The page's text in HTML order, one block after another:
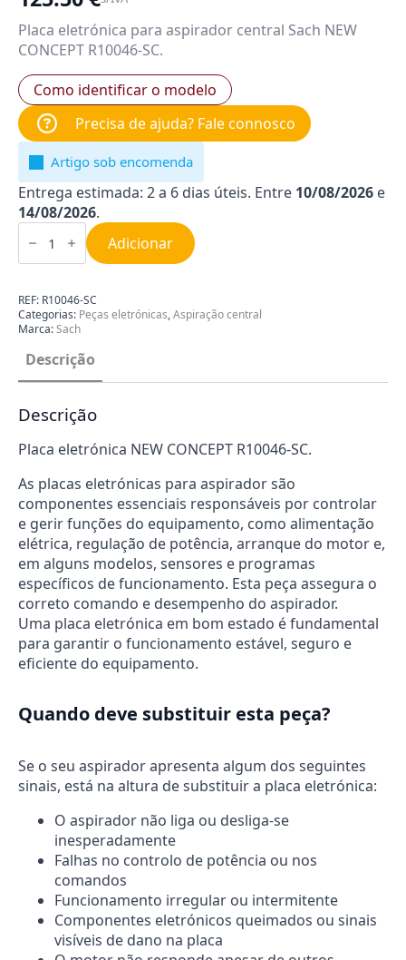
Placa eletrónica para aspirador central Sach NEW
CONCEPT R10046-SC.
Como identificar o modelo
Precisa de ajuda? Fale connosco
Artigo sob encomenda
Entrega estimada: 2 a 6 dias úteis. Entre 10/08/2026 e
14/08/2026.
Quantidade
de
Eletrónica
NEW
CONCEPT
R10046-
SC
Adicionar
REF: R10046-SC
Categorias: Peças eletrónicas,Aspiração central
Marca:Sach
Descrição
Descrição
Placa eletrónica NEW CONCEPT R10046-SC.
As placas eletrónicas para aspirador são
componentes essenciais responsáveis por controlar
e gerir funções do equipamento, como alimentação
elétrica, regulação de potência, arranque do motor e,
em alguns modelos, sensores e programas
específicos de funcionamento. Esta peça assegura o
correto comando e desempenho do aspirador.
Uma placa eletrónica em bom estado é fundamental
para garantir o funcionamento estável, seguro e
eficiente do equipamento.
Quando deve substituir esta peça?
Se o seu aspirador apresenta algum dos seguintes
sinais, está na altura de substituir a placa eletrónica:
O aspirador não liga ou desliga-se
inesperadamente
Falhas no controlo de potência ou nos
comandos
Funcionamento irregular ou intermitente
Componentes eletrónicos queimados ou sinais
visíveis de dano na placa